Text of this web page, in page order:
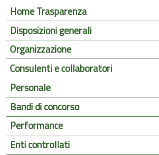
Home Trasparenza
Disposizioni generali
Organizzazione
Consulenti e collaboratori
Personale
Bandi di concorso
Performance
Enti controllati